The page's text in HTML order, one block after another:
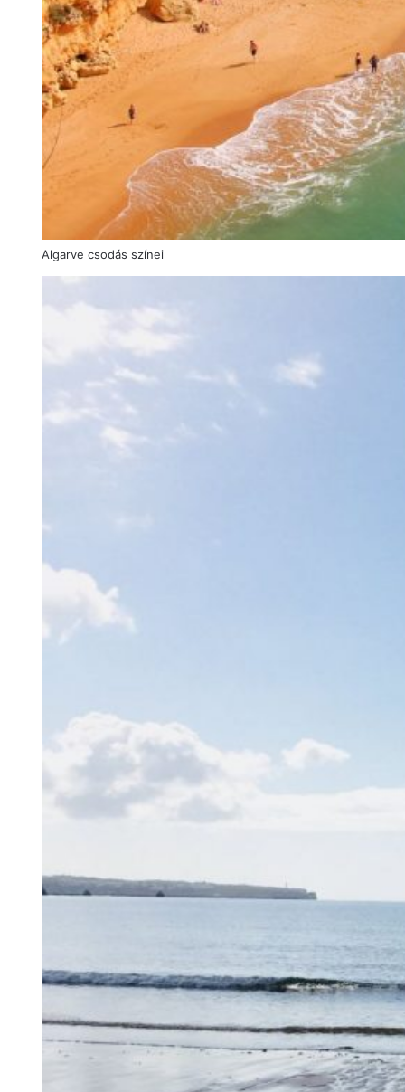
Algarve csodás színei